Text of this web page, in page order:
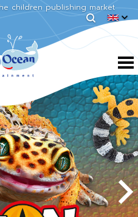
children publishing market